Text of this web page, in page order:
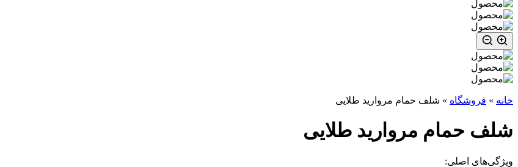
خانه » فروشگاه » شلف حمام مروارید طلایی
شلف حمام مروارید طلایی
ویژگی‌های اصلی: